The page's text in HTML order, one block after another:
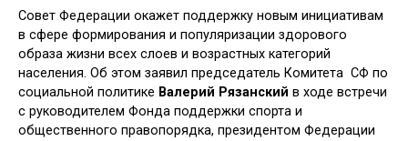
Совет Федерации окажет поддержку новым инициативам
в сфере формирования и популяризации здорового
образа жизни всех слоев и возрастных категорий
населения. Об этом заявил председатель Комитета СФ по
социальной политике Валерий Рязанский в ходе встречи
с руководителем Фонда поддержки спорта и
общественного правопорядка, президентом Федерации